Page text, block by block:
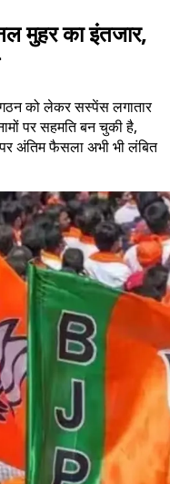
मुहर का इंतजार,
को लेकर सस्पेंस लगातार
पर सहमति बन चुकी है,
अंतिम फैसला अभी भी लंबित